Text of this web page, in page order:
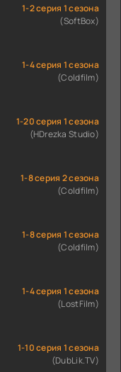
1-2 серия 1 сезона
(SoftBox)
1-4 серия 1 сезона
(Coldfilm)
1-20 серия 1 сезона
(HDrezka Studio)
1-8 серия 2 сезона
(Coldfilm)
1-8 серия 1 сезона
(Coldfilm)
1-4 серия 1 сезона
(LostFilm)
1-10 серия 1 сезона
(DubLik.TV)